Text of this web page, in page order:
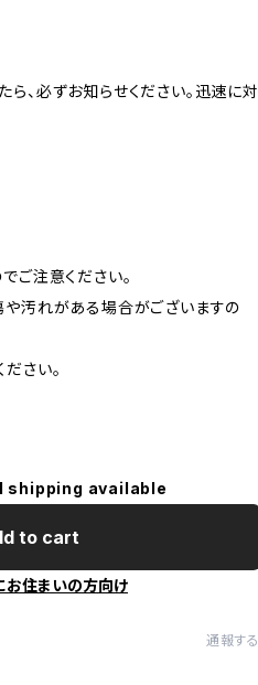
、必ずお知らせください。迅速に対
ご注意ください。
や汚れがある場合がございますの
さい。
shipping available
to cart
お住まいの方向け
通報する